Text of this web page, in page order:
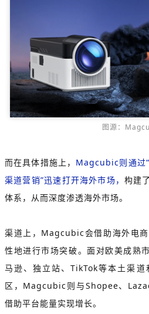
图源：
而在具体措施上， Magcubic则通过
渠道营销”迅速打开海外市场， 构建
体系，从而深度渗透海外市场。
渠道上，Magcubic会借助海外电
性地进行市场突破。面对欧美成熟
马逊、独立站、TikTok等本土渠
区，Magcubic则与Shopee、
借助平台能量实现增长。